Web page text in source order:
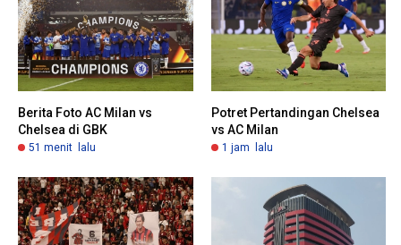
Berita Foto AC Milan vs
Chelsea di GBK
51 menit lalu
Potret Pertandingan Chelsea
vs AC Milan
1 jam lalu